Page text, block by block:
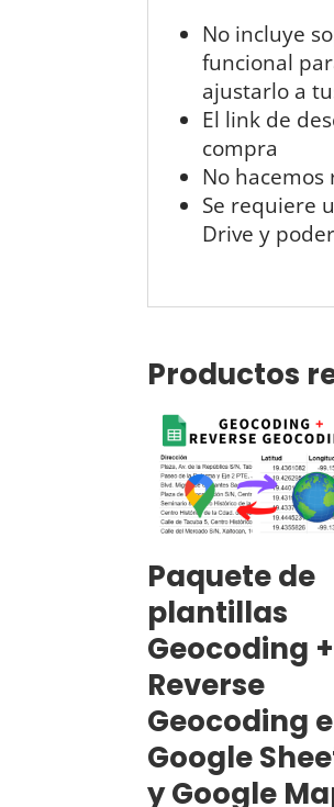
No incluye
funcional
ajustarlo a
El link de
compra
No
Se requiere
Drive y
Productos
Paquete de
plantillas
Geocoding +
Reverse
Geocoding
Google
y Google